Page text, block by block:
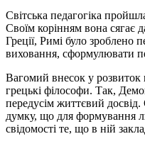
Світська педагогіка
Своїм корінням вона сягає
Греції, Римі було зроблено
виховання, сформулювати
Вагомий внесок у розвиток
грецькі філософи. Так,
передусім життєвий
думку, що для формування
свідомості те, що в ній